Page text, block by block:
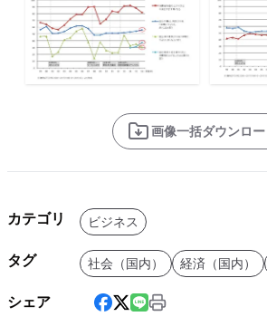
画像一括ダウンロー
カテゴリ ビジネス
タグ 社会（国内） 経済（国内）
シェア